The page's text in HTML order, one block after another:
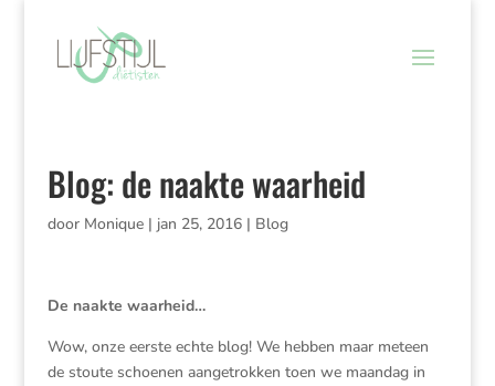
Blog: de naakte waarheid
door Monique| jan 25, 2016| Blog
De naakte waarheid…
Wow, onze eerste echte blog! We hebben maar meteen
de stoute schoenen aangetrokken toen we maandag in